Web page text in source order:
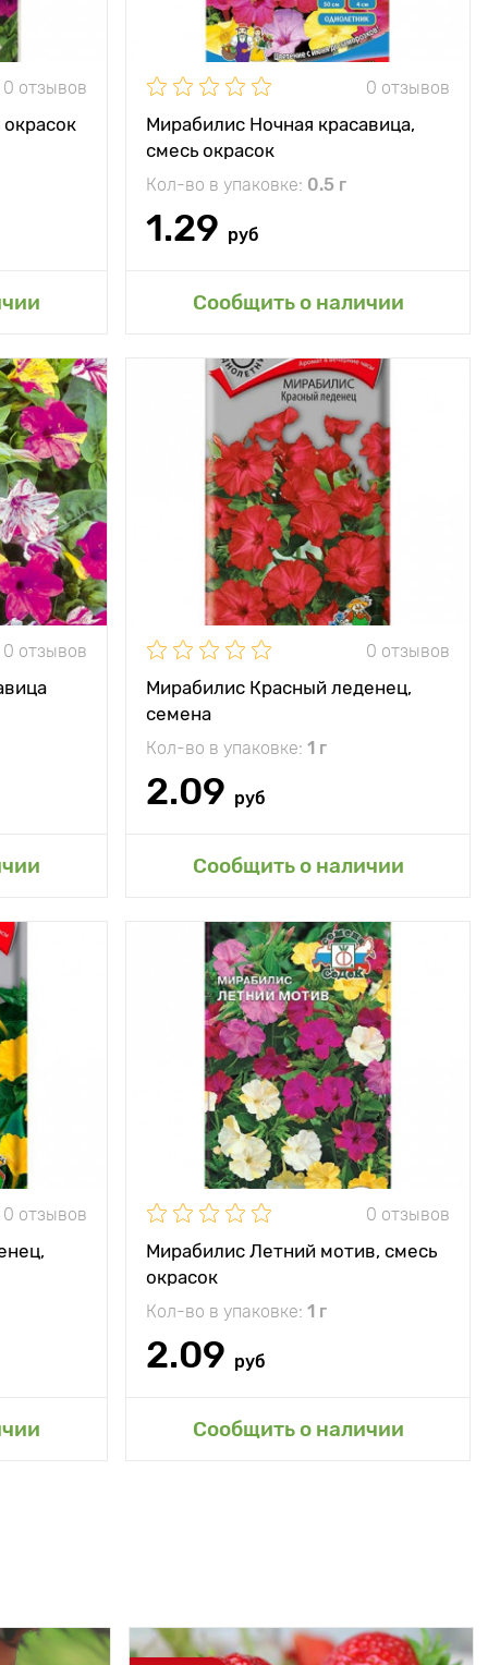
0 отзывов 0 отзывов
Мирабилис Ночная красавица,
смесь окрасок
Кол-во в упаковке: 0.5 г
1.29 руб
Сообщить о наличии
0 отзывов
растение
60 см
20 см
полутень
0 отзывов
Мирабилис Красный леденец,
семена
Кол-во в упаковке: 1 г
2.09 руб
Сообщить о наличии
0 отзывов 0 отзывов
Мирабилис Летний мотив, смесь
окрасок
Кол-во в упаковке: 1 г
2.09 руб
Сообщить о наличии